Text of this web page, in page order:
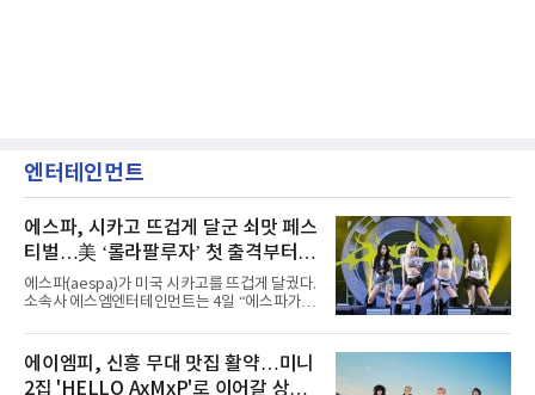
엔터테인먼트
에스파, 시카고 뜨겁게 달군 쇠맛 페스
티벌…美 ‘롤라팔루자’ 첫 출격부터
증명한 존재감
에스파(aespa)가 미국 시카고를 뜨겁게 달궜다.
소속사 에스엠엔터테인먼트는 4일 “에스파가
서 열린 ‘롤라팔루자 시카고’(Lollapalooza
Chicago)의 알리안츠 스테이지에 올랐다”며
“총 14곡으로 구성된 세트리스트를 선사, 데뷔 7
에이엠피, 신흥 무대 맛집 활약…미니
2집 'HELLO AxMxP'로 이어갈 상승